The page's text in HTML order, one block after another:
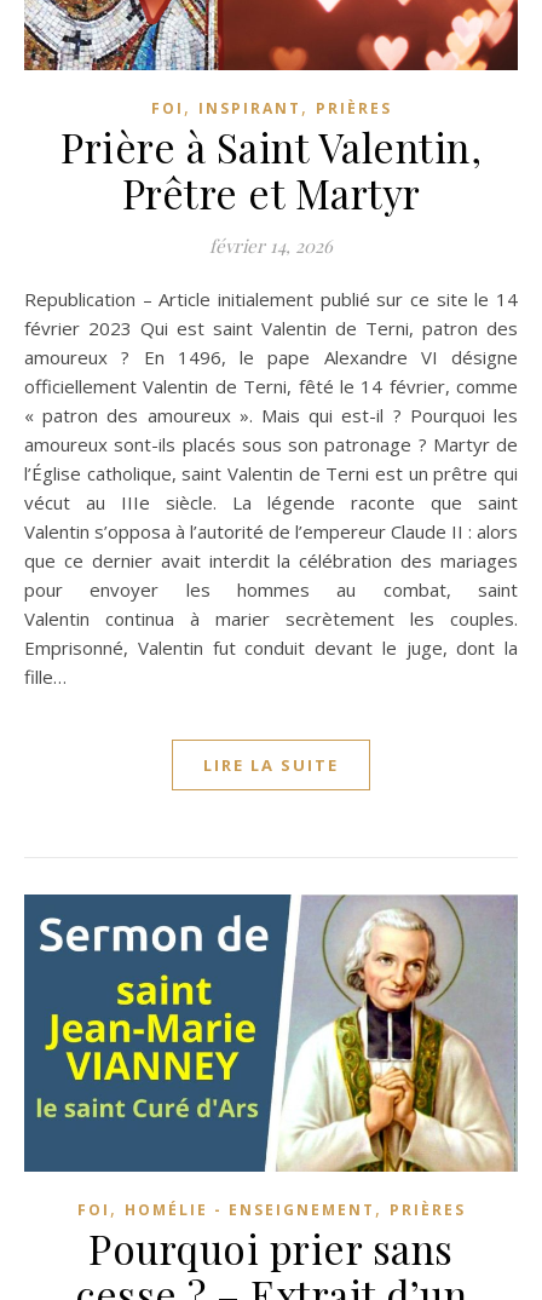
FOI , INSPIRANT , PRIÈRES
Prière à Saint Valentin,
Prêtre et Martyr
février 14, 2026
Republication – Article initialement publié sur ce site le 14
février 2023 Qui est saint Valentin de Terni, patron des
amoureux ? En 1496, le pape Alexandre VI désigne
officiellement Valentin de Terni, fêté le 14 février, comme
« patron des amoureux ». Mais qui est-il ? Pourquoi les
amoureux sont-ils placés sous son patronage ? Martyr de
l’Église catholique, saint Valentin de Terni est un prêtre qui
vécut au IIIe siècle. La légende raconte que saint
Valentin s’opposa à l’autorité de l’empereur Claude II : alors
que ce dernier avait interdit la célébration des mariages
pour envoyer les hommes au combat, saint
Valentin continua à marier secrètement les couples.
Emprisonné, Valentin fut conduit devant le juge, dont la
fille…
LIRE LA SUITE
FOI , HOMÉLIE - ENSEIGNEMENT , PRIÈRES
Pourquoi prier sans